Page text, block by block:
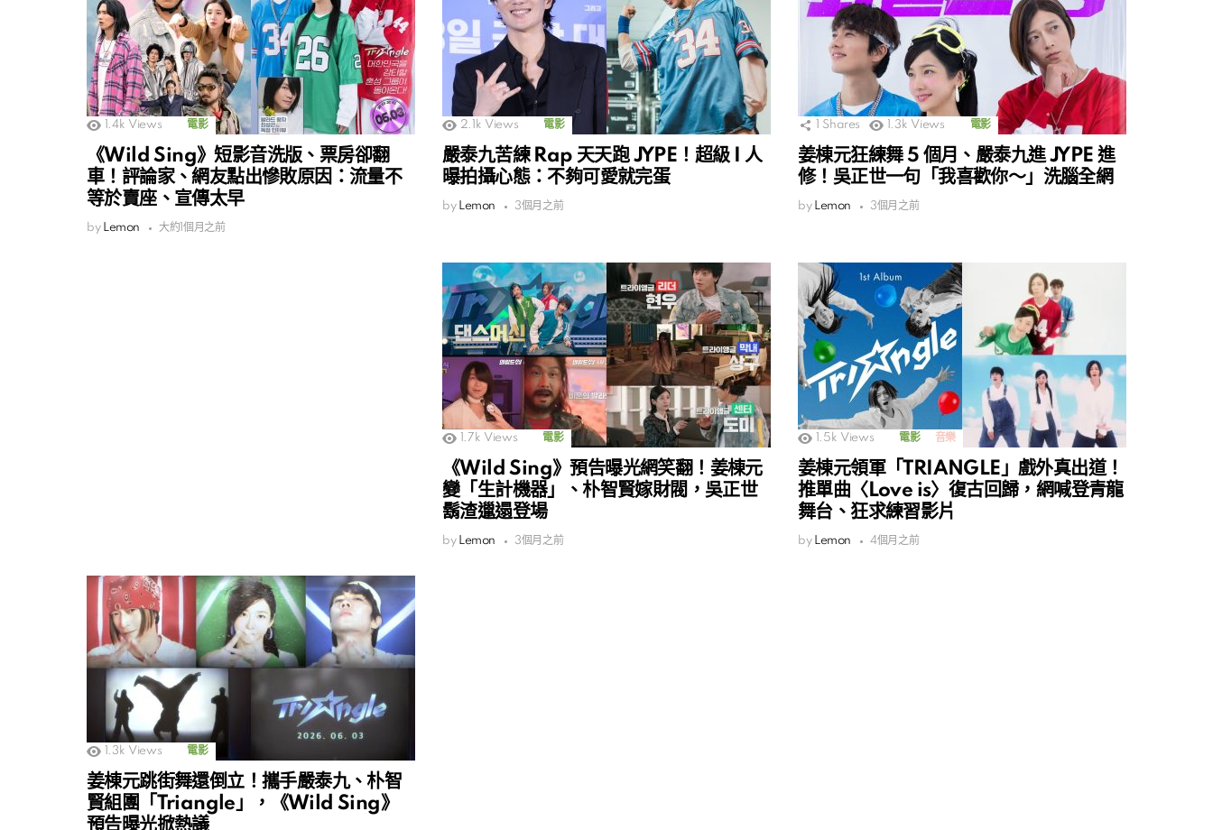
1.4k Views 電影
《Wild Sing》短影音洗版、票房卻翻
車！評論家、網友點出慘敗原因：流量不
等於賣座、宣傳太早
by Lemon 大約1個月之前
2.1k Views 電影
嚴泰九苦練 Rap 天天跑 JYPE！超級 I 人
曝拍攝心態：不夠可愛就完蛋
by Lemon 3個月之前
Shares 1.3k Views 電影
姜棟元狂練舞 5 個月、嚴泰九進 JYPE 進
修！吳正世一句「我喜歡你～」洗腦全網
by Lemon 3個月之前
1.7k Views 電影
《Wild Sing》預告曝光網笑翻！姜棟元
變「生計機器」、朴智賢嫁財閥，吳正世
鬍渣邋遢登場
by Lemon 3個月之前
1.5k Views 電影 音樂
姜棟元領軍「TRIANGLE」戲外真出道！
推單曲〈Love is〉復古回歸，網喊登青龍
舞台、狂求練習影片
by Lemon 4個月之前
1.3k Views 電影
姜棟元跳街舞還倒立！攜手嚴泰九、朴智
賢組團「Triangle」，《Wild Sing》
預告曝光掀熱議